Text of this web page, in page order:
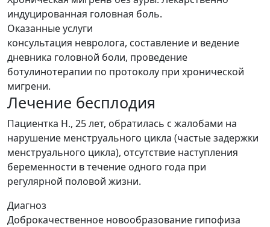
индуцированная головная боль.
Оказанные услуги
консультация невролога, составление и ведение
дневника головной боли, проведение
ботулинотерапии по протоколу при хронической
мигрени.
Лечение бесплодия
Пациентка Н., 25 лет, обратилась с жалобами на
нарушение менструального цикла (частые задержки
менструального цикла), отсутствие наступления
беременности в течение одного года при
регулярной половой жизни.
Диагноз
Доброкачественное новообразование гипофиза